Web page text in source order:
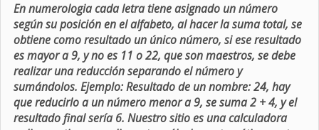
En numerologia cada letra tiene asignado un número
según su posición en el alfabeto, al hacer la suma total, se
obtiene como resultado un único número, si ese resultado
es mayor a 9, y no es 11 o 22, que son maestros, se debe
realizar una reducción separando el número y
sumándolos. Ejemplo: Resultado de un nombre: 24, hay
que reducirlo a un número menor a 9, se suma 2 + 4, y el
resultado final sería 6. Nuestro sitio es una calculadora